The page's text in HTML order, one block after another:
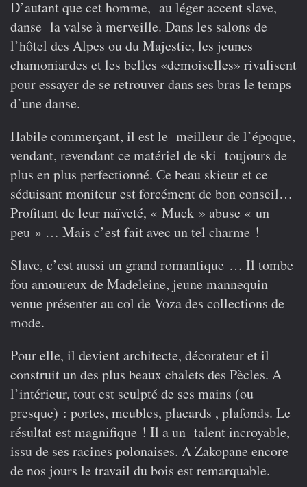
D’autant que cet homme, au léger accent slave,
danse la valse à merveille. Dans les salons de
l’hôtel des Alpes ou du Majestic, les jeunes
chamoniardes et les belles «demoiselles» rivalisent
pour essayer de se retrouver dans ses bras le temps
d’une danse.
Habile commerçant, il est le meilleur de l’époque,
vendant, revendant ce matériel de ski toujours de
plus en plus perfectionné. Ce beau skieur et ce
séduisant moniteur est forcément de bon conseil…
Profitant de leur naïveté, « Muck » abuse « un
peu » … Mais c’est fait avec un tel charme !
Slave, c’est aussi un grand romantique … Il tombe
fou amoureux de Madeleine, jeune mannequin
venue présenter au col de Voza des collections de
mode.
Pour elle, il devient architecte, décorateur et il
construit un des plus beaux chalets des Pècles. A
l’intérieur, tout est sculpté de ses mains (ou
presque) : portes, meubles, placards , plafonds. Le
résultat est magnifique ! Il a un talent incroyable,
issu de ses racines polonaises. A Zakopane encore
de nos jours le travail du bois est remarquable.